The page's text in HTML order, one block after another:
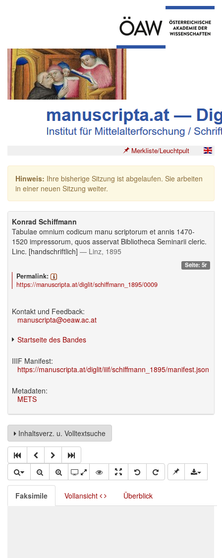
Merkliste/Leuchtpult
Hinweis: Ihre bisherige Sitzung ist abgelaufen. Sie arbeiten
in einer neuen Sitzung weiter.
Konrad Schiffmann
Tabulae omnium codicum manu scriptorum et annis 1470-
1520 impressorum, quos asservat Bibliotheca Seminarii cleric.
Linc. [handschriftlich] — Linz, 1895
Seite: 5r
Permalink:
https://manuscripta.at/diglit/schiffmann_1895/0009
Kontakt und Feedback:
manuscripta@oeaw.ac.at
Startseite des Bandes
IIIF Manifest:
https://manuscripta.at/diglit/iiif/schiffmann_1895/manifest.json
Metadaten:
METS
Inhaltsverz. u. Volltextsuche
Faksimile Vollansicht Überblick